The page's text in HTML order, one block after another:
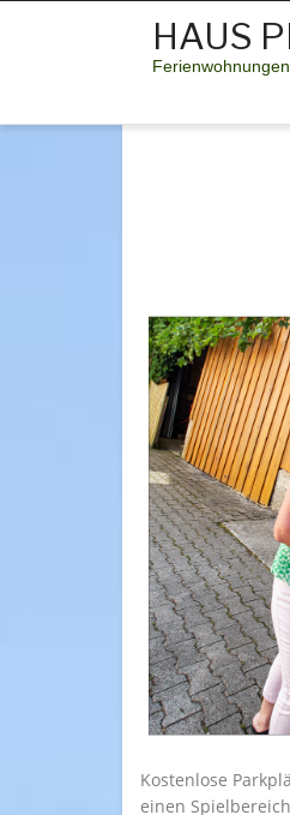
HAUS
HOME
Kostenlose
einen